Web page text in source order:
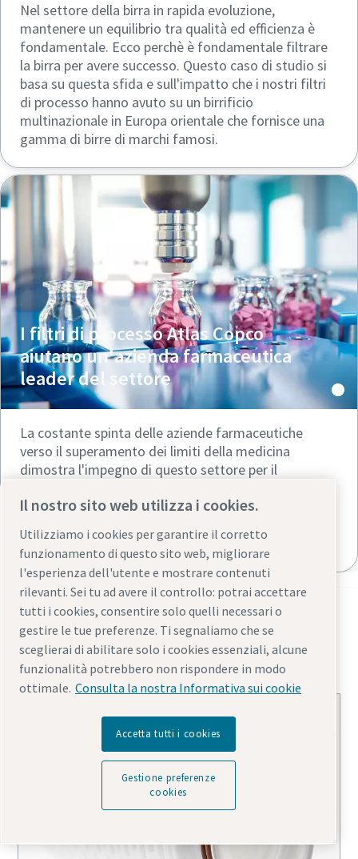
Nel settore della birra in rapida evoluzione,
mantenere un equilibrio tra qualità ed efficienza è
fondamentale. Ecco perchè è fondamentale filtrare
la birra per avere successo. Questo caso di studio si
basa su questa sfida e sull'impatto che i nostri filtri
di processo hanno avuto su un birrificio
multinazionale in Europa orientale che fornisce una
gamma di birre di marchi famosi.
I filtri di processo Atlas Copco
aiutano un'azienda farmaceutica
leader del settore
La costante spinta delle aziende farmaceutiche
verso il superamento dei limiti della medicina
dimostra l'impegno di questo settore per il
complessità del loro lavoro. Pertanto, il processo di
di fondamentale importanza.
Soluzioni di filtrazione di
processo
Il nostro sito web utilizza i cookies.
Utilizziamo i cookies per garantire il corretto
funzionamento di questo sito web, migliorare
l'esperienza dell'utente e mostrare contenuti
rilevanti. Sei tu ad avere il controllo: potrai accettare
tutti i cookies, consentire solo quelli necessari o
gestire le tue preferenze. Ti segnaliamo che se
sceglierai di abilitare solo i cookies essenziali, alcune
funzionalità potrebbero non rispondere in modo
ottimale. Consulta la nostra Informativa sui cookie
Accetta tutti i cookies
Gestione preferenze
cookies